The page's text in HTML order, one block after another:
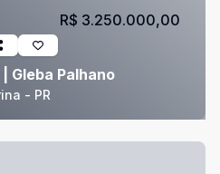
Gleba Palhano
- PR
R$ 3.250.000,00